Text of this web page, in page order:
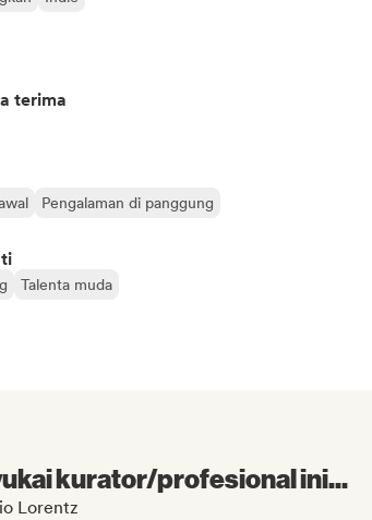
terima
Pengalaman di panggung
Talenta muda
kurator/profesional ini...
Lorentz